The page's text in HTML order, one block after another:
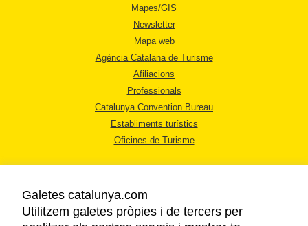
Mapes/GIS
Newsletter
Mapa web
Agència Catalana de Turisme
Afiliacions
Professionals
Catalunya Convention Bureau
Establiments turístics
Oficines de Turisme
Galetes catalunya.com
Utilitzem galetes pròpies i de tercers per